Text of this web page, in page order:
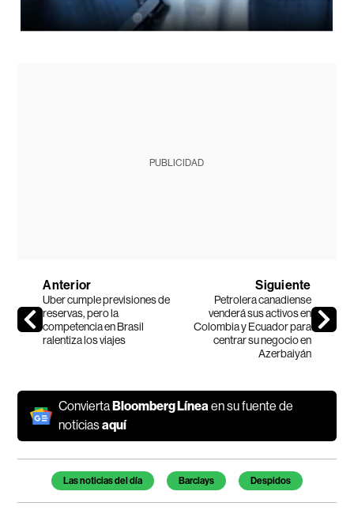
PUBLICIDAD
Anterior
Uber cumple previsiones de
reservas, pero la
competencia en Brasil
ralentiza los viajes
Siguiente
Petrolera canadiense
venderá sus activos en
Colombia y Ecuador para
centrar su negocio en
Azerbaiyán
ConviertaBloomberg Líneaen su fuente de
noticiasaquí
Temas de este artículo
Las noticias del día Barclays Despidos